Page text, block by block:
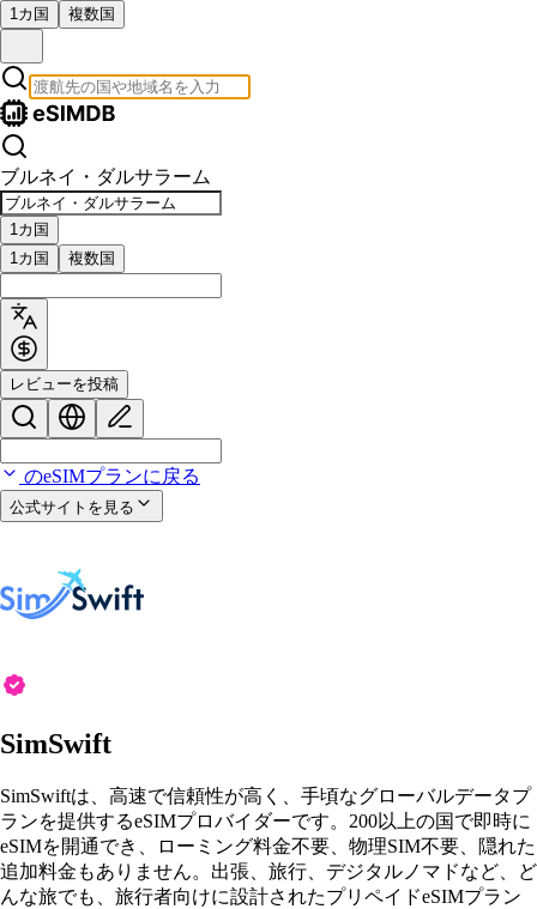
1カ国 複数国
ブルネイ・ダルサラーム
1カ国
1カ国
複数国
レビューを投稿
のeSIMプランに戻る
公式サイトを見る
SimSwift
SimSwiftは、高速で信頼性が高く、手頃なグローバルデータプ
ランを提供するeSIMプロバイダーです。200以上の国で即時に
eSIMを開通でき、ローミング料金不要、物理SIM不要、隠れた
追加料金もありません。出張、旅行、デジタルノマドなど、ど
んな旅でも、旅行者向けに設計されたプリペイドeSIMプラン